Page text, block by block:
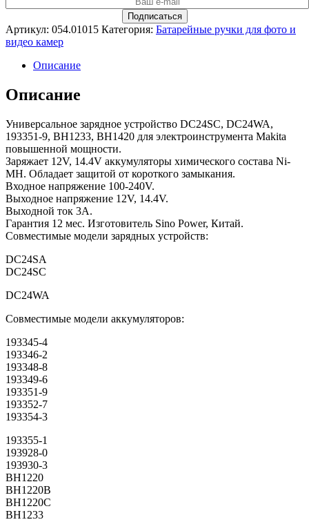
Артикул: 054.01015 Категория: Батарейные ручки для фото и
видео камер
Описание
Описание
Универсальное зарядное устройство DC24SC, DC24WA,
193351-9, BH1233, BH1420 для электроинструмента Makita
повышенной мощности.
Заряжает 12V, 14.4V аккумуляторы химического состава Ni-
MH. Обладает защитой от короткого замыкания.
Входное напряжение 100-240V.
Выходное напряжение 12V, 14.4V.
Выходной ток 3А.
Гарантия 12 мес. Изготовитель Sino Power, Китай.
Совместимые модели зарядных устройств:
DC24SA
DC24SC
DC24WA
Совместимые модели аккумуляторов:
193345-4
193346-2
193348-8
193349-6
193351-9
193352-7
193354-3
193355-1
193928-0
193930-3
BH1220
BH1220B
BH1220C
BH1233